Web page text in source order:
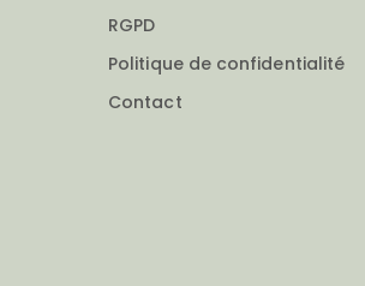
RGPD
Politique de confidentialité
Contact